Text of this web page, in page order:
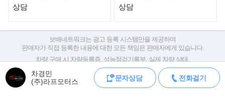
신차에는 새로운 키드니 그릴이 장착된다. 프레임 안쪽에 U자형 바
(bar)가 배치되어 있고, 아이코닉 글로우가
적용돼 그릴 내부 상단에서 하단으로 마치 폭포수가 쏟아지는 듯한
상담 상담
차경민
(주)라프모터스
문자상담 전화걸기
보배네트워크는 광고 등록 시스템만을 제공하며
판매자가 직접 등록한 내용에 대한 모든 책임은 판매자에게 있습니다.
차량 구매 시 차량등록증, 성능점검기록부, 실제 차량 상태,
차대번호 조회로 직접 정보를 확인하세요.
차대번호는 등록증과 성능지에 나와있으며
조회 시 정확한 옵션과 제원을 확인 할 수 있습니다.